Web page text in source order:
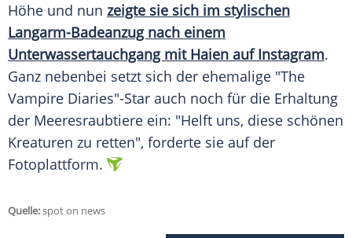
Höhe und nun zeigte sie sich im stylischen
Langarm-Badeanzug nach einem
Unterwassertauchgang mit Haien auf Instagram.
Ganz nebenbei setzt sich der ehemalige "The
Vampire Diaries"-Star auch noch für die Erhaltung
der Meeresraubtiere ein: "Helft uns, diese schönen
Kreaturen zu retten", forderte sie auf der
Fotoplattform.
Quelle:spot on news